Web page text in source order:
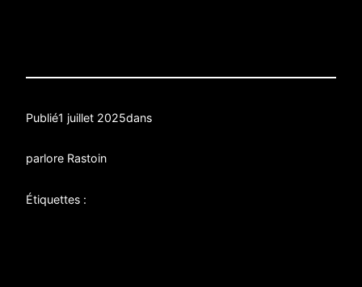
Publié1 juillet 2025dans
parlore Rastoin
Étiquettes :